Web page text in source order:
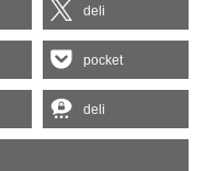
deli
pocket
deli